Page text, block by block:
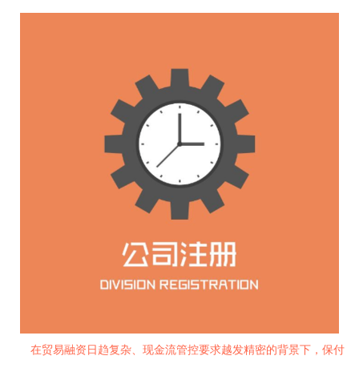
在贸易融资日趋复杂、现金流管控要求越发精密的背景下，保付